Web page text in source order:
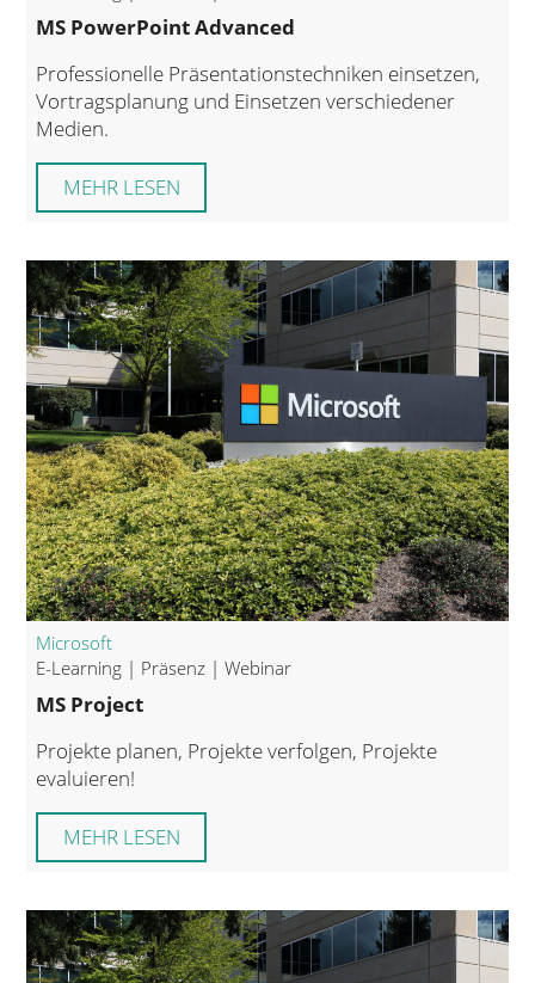
MS PowerPoint Advanced
Professionelle Präsentationstechniken einsetzen,
Vortragsplanung und Einsetzen verschiedener
Medien.
MEHR LESEN
Microsoft
E-Learning | Präsenz | Webinar
MS Project
Projekte planen, Projekte verfolgen, Projekte
evaluieren!
MEHR LESEN